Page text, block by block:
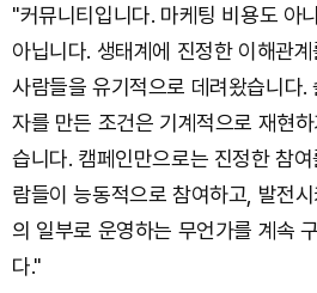
"커뮤니티입니다. 마케팅 비용도 아
아닙니다. 생태계에 진정한 이해관
사람들을 유기적으로 데려왔습니다.
자를 만든 조건은 기계적으로 재현
습니다. 캠페인만으로는 진정한 참
람들이 능동적으로 참여하고, 발전
의 일부로 운영하는 무언가를 계속
다."